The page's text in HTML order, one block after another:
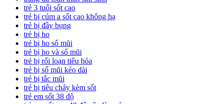
trẻ 3 tuổi sốt cao
trẻ bị cúm a sốt cao không hạ
trẻ bị đầy bụng
trẻ bị ho
trẻ bị ho sổ mũi
trẻ bị ho và sổ mũi
trẻ bị rối loạn tiêu hóa
trẻ bị sổ mũi kéo dài
trẻ bị tắc mũi
trẻ bị tiêu chảy kèm sốt
trẻ em sốt 38 độ